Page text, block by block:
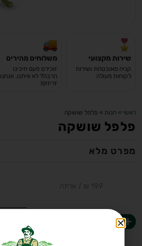
ראשי » חנות » פלפל שושקה
פלפל שושקה
מפרט מלא
+
שירות מקצועי
קניה מאובטחת ושירות
לקוחות מעולה
משלוחים מהירים
זוכירם פעם חיכינו
הרבה? לא איתנו, אנחנו
זריזים!